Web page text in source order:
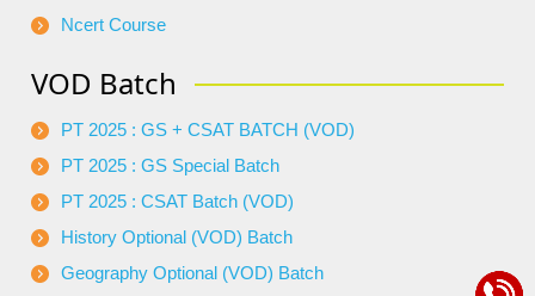
Ncert Course
VOD Batch
PT 2025 : GS + CSAT BATCH (VOD)
PT 2025 : GS Special Batch
PT 2025 : CSAT Batch (VOD)
History Optional (VOD) Batch
Geography Optional (VOD) Batch